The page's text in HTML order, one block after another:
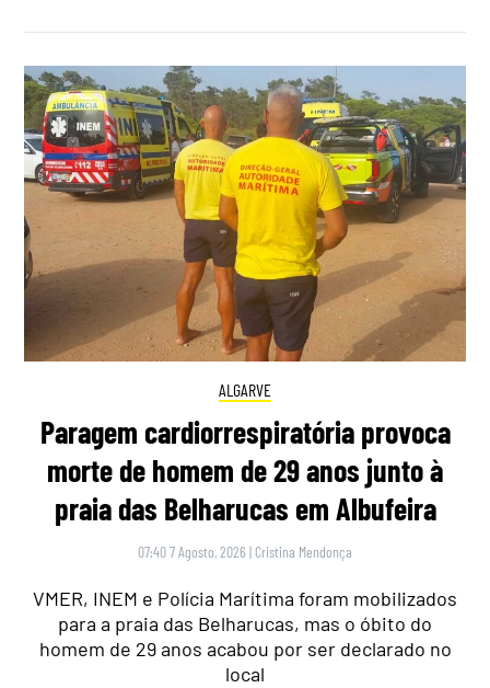
ALGARVE
Paragem cardiorrespiratória provoca
morte de homem de 29 anos junto à
praia das Belharucas em Albufeira
07:40 7 Agosto, 2026 | Cristina Mendonça
VMER, INEM e Polícia Marítima foram mobilizados
para a praia das Belharucas, mas o óbito do
homem de 29 anos acabou por ser declarado no
local